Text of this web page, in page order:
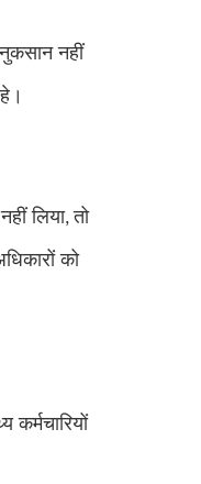
नहीं
लिया,तो
को